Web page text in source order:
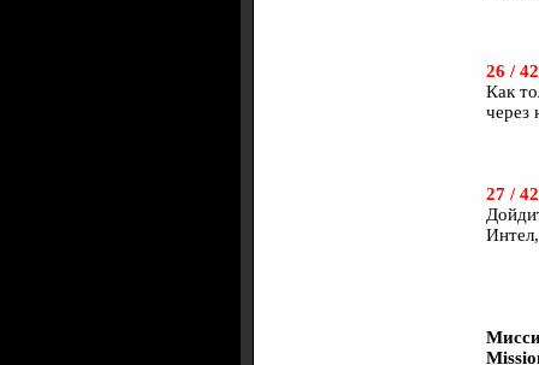
26 / 42
Как
через
27 / 42